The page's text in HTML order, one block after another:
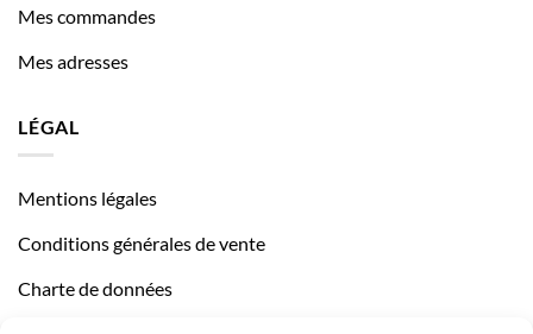
Mes commandes
Mes adresses
LÉGAL
Mentions légales
Conditions générales de vente
Charte de données